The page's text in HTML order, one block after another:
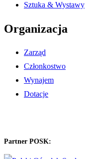
Sztuka & Wystawy
Organizacja
Zarząd
Członkostwo
Wynajem
Dotacje
Partner POSK: